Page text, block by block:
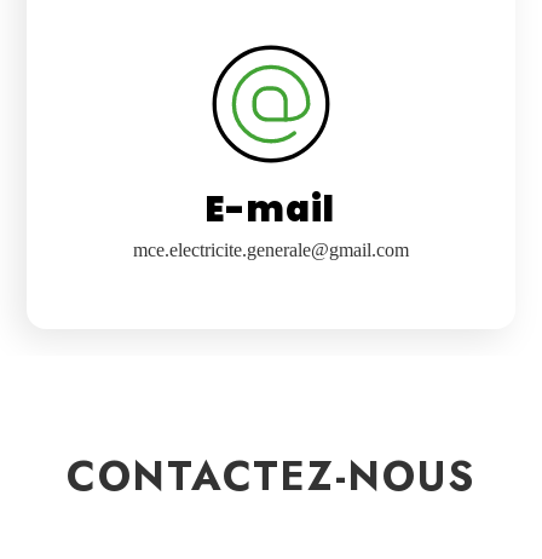
E-mail
mce.electricite.generale@gmail.com
CONTACTEZ-NOUS